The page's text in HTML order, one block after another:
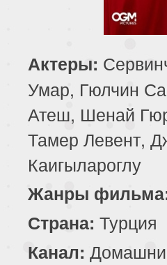
Актеры:
Умар, Гюлчин
Атеш, Шенай
Тамер Левент,
Каигылароглу
Жанры
Страна: Турция
Канал: